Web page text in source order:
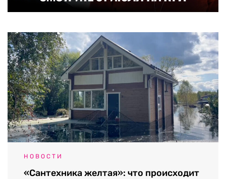
НОВОСТИ
«Сантехника желтая»: что происходит